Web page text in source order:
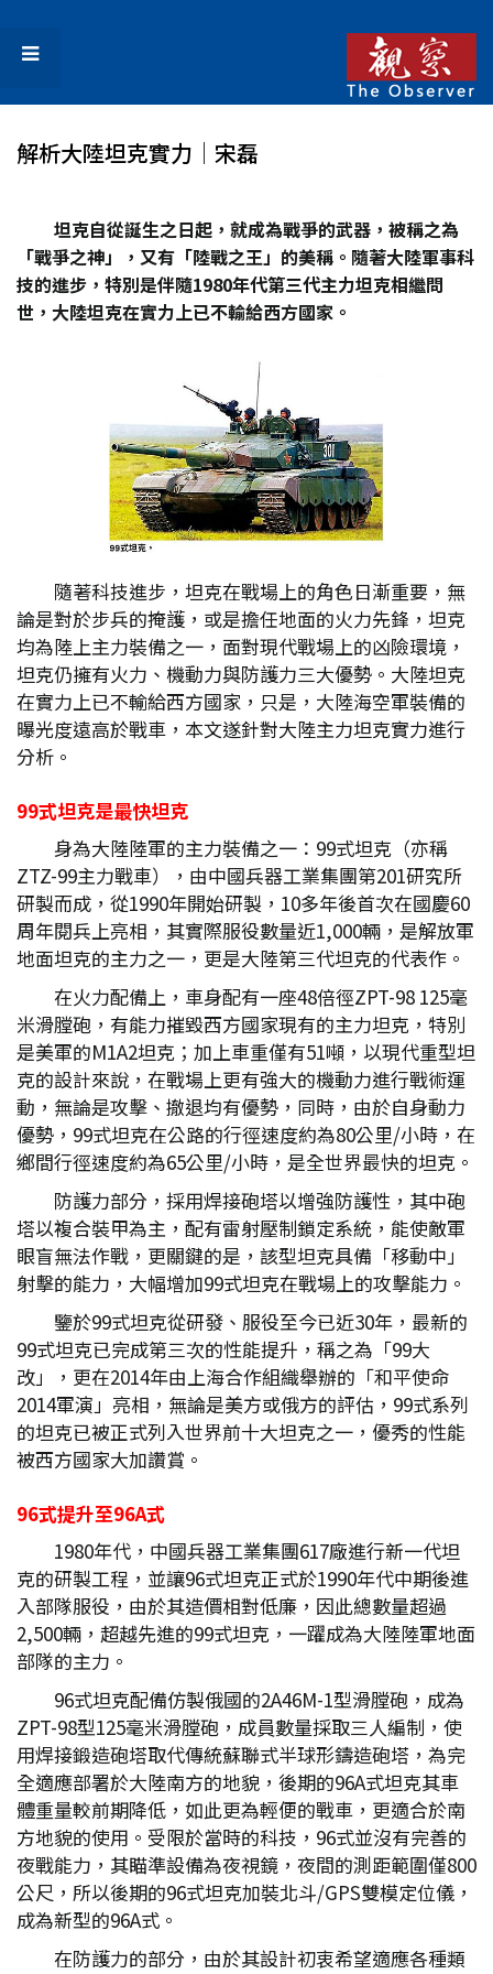
解析大陸坦克實力│宋磊
坦克自從誕生之日起，就成為戰爭的武器，被稱之為
「戰爭之神」，又有「陸戰之王」的美稱。隨著大陸軍事科
技的進步，特別是伴隨1980年代第三代主力坦克相繼問
世，大陸坦克在實力上已不輸給西方國家。
隨著科技進步，坦克在戰場上的角色日漸重要，無
論是對於步兵的掩護，或是擔任地面的火力先鋒，坦克
均為陸上主力裝備之一，面對現代戰場上的凶險環境，
坦克仍擁有火力、機動力與防護力三大優勢。大陸坦克
在實力上已不輸給西方國家，只是，大陸海空軍裝備的
曝光度遠高於戰車，本文遂針對大陸主力坦克實力進行
分析。
99式坦克是最快坦克
身為大陸陸軍的主力裝備之一：99式坦克（亦稱
ZTZ-99主力戰車），由中國兵器工業集團第201研究所
研製而成，從1990年開始研製，10多年後首次在國慶60
周年閱兵上亮相，其實際服役數量近1,000輛，是解放軍
地面坦克的主力之一，更是大陸第三代坦克的代表作。
在火力配備上，車身配有一座48倍徑ZPT-98 125毫
米滑膛砲，有能力摧毀西方國家現有的主力坦克，特別
是美軍的M1A2坦克；加上車重僅有51噸，以現代重型坦
克的設計來說，在戰場上更有強大的機動力進行戰術運
動，無論是攻擊、撤退均有優勢，同時，由於自身動力
優勢，99式坦克在公路的行徑速度約為80公里/小時，在
鄉間行徑速度約為65公里/小時，是全世界最快的坦克。
防護力部分，採用焊接砲塔以增強防護性，其中砲
塔以複合裝甲為主，配有雷射壓制鎖定系統，能使敵軍
眼盲無法作戰，更關鍵的是，該型坦克具備「移動中」
射擊的能力，大幅增加99式坦克在戰場上的攻擊能力。
鑒於99式坦克從研發、服役至今已近30年，最新的
99式坦克已完成第三次的性能提升，稱之為「99大
改」，更在2014年由上海合作組織舉辦的「和平使命
2014軍演」亮相，無論是美方或俄方的評估，99式系列
的坦克已被正式列入世界前十大坦克之一，優秀的性能
被西方國家大加讚賞。
96式提升至96A式
1980年代，中國兵器工業集團617廠進行新一代坦
克的研製工程，並讓96式坦克正式於1990年代中期後進
入部隊服役，由於其造價相對低廉，因此總數量超過
2,500輛，超越先進的99式坦克，一躍成為大陸陸軍地面
部隊的主力。
96式坦克配備仿製俄國的2A46M-1型滑膛砲，成為
ZPT-98型125毫米滑膛砲，成員數量採取三人編制，使
用焊接鍛造砲塔取代傳統蘇聯式半球形鑄造砲塔，為完
全適應部署於大陸南方的地貌，後期的96A式坦克其車
體重量較前期降低，如此更為輕便的戰車，更適合於南
方地貌的使用。受限於當時的科技，96式並沒有完善的
夜戰能力，其瞄準設備為夜視鏡，夜間的測距範圍僅800
公尺，所以後期的96式坦克加裝北斗/GPS雙模定位儀，
成為新型的96A式。
在防護力的部分，由於其設計初衷希望適應各種類